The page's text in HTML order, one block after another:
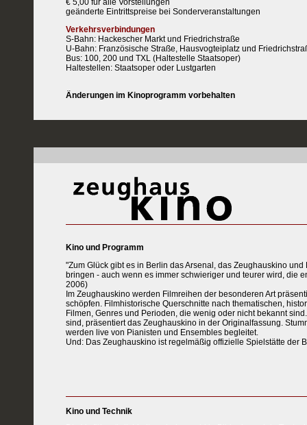
€ 5,00 für alle Vorstellungen
geänderte Eintrittspreise bei Sonderveranstaltungen
Verkehrsverbindungen
S-Bahn: Hackescher Markt und Friedrichstraße
U-Bahn: Französische Straße, Hausvogteiplatz und
Bus: 100, 200 und TXL (Haltestelle Staatsoper)
Haltestellen: Staatsoper oder Lustgarten
Änderungen im Kinoprogramm vorbehalten
Kino und Programm
"Zum Glück gibt es in Berlin das Arsenal, das Zeughauskino
bringen - auch wenn es immer schwieriger und teurer wird, die
2006)
Im Zeughauskino werden Filmreihen der besonderen Art
schöpfen. Filmhistorische Querschnitte nach thematischen,
Filmen, Genres und Perioden, die wenig oder nicht bekannt
sind, präsentiert das Zeughauskino in der Originalfassung.
werden live von Pianisten und Ensembles begleitet.
Und: Das Zeughauskino ist regelmäßig offizielle Spielstätte der
Kino und Technik